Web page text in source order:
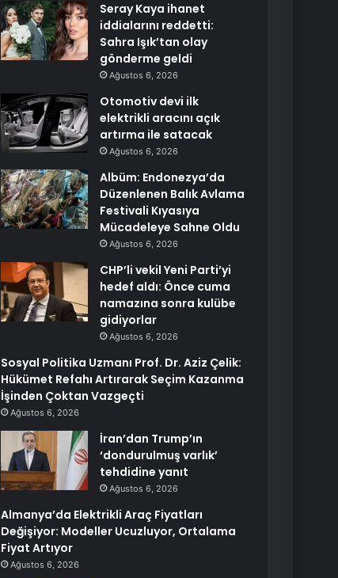
Seray Kaya ihanet
iddialarını reddetti:
Sahra Işık’tan olay
gönderme geldi
Ağustos 6, 2026
Otomotiv devi ilk
elektrikli aracını açık
artırma ile satacak
Ağustos 6, 2026
Albüm: Endonezya’da
Düzenlenen Balık Avlama
Festivali Kıyasıya
Mücadeleye Sahne Oldu
Ağustos 6, 2026
CHP’li vekil Yeni Parti’yi
hedef aldı: Önce cuma
namazına sonra kulübe
gidiyorlar
Ağustos 6, 2026
Sosyal Politika Uzmanı Prof. Dr. Aziz Çelik:
Hükümet Refahı Artırarak Seçim Kazanma
İşinden Çoktan Vazgeçti
Ağustos 6, 2026
İran’dan Trump’ın
‘dondurulmuş varlık’
tehdidine yanıt
Ağustos 6, 2026
Almanya’da Elektrikli Araç Fiyatları
Değişiyor: Modeller Ucuzluyor, Ortalama
Fiyat Artıyor
Ağustos 6, 2026